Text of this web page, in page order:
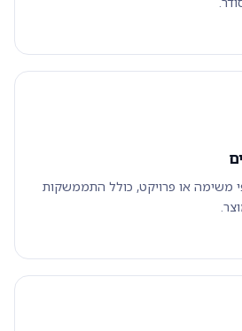
משימה או פרויקט, כולל התממשקות